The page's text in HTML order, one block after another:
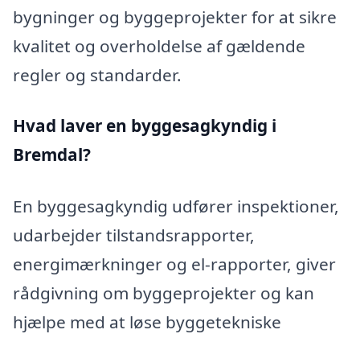
bygninger og byggeprojekter for at sikre
kvalitet og overholdelse af gældende
regler og standarder.
Hvad laver en byggesagkyndig i
Bremdal?
En byggesagkyndig udfører inspektioner,
udarbejder tilstandsrapporter,
energimærkninger og el-rapporter, giver
rådgivning om byggeprojekter og kan
hjælpe med at løse byggetekniske